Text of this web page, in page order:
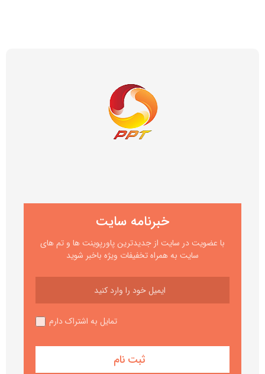
خبرنامه سایت
با عضویت در سایت از جدیدترین پاورپوینت ها و تم های
سایت به همراه تخفیفات ویژه باخبر شوید
تمایل به اشتراک دارم